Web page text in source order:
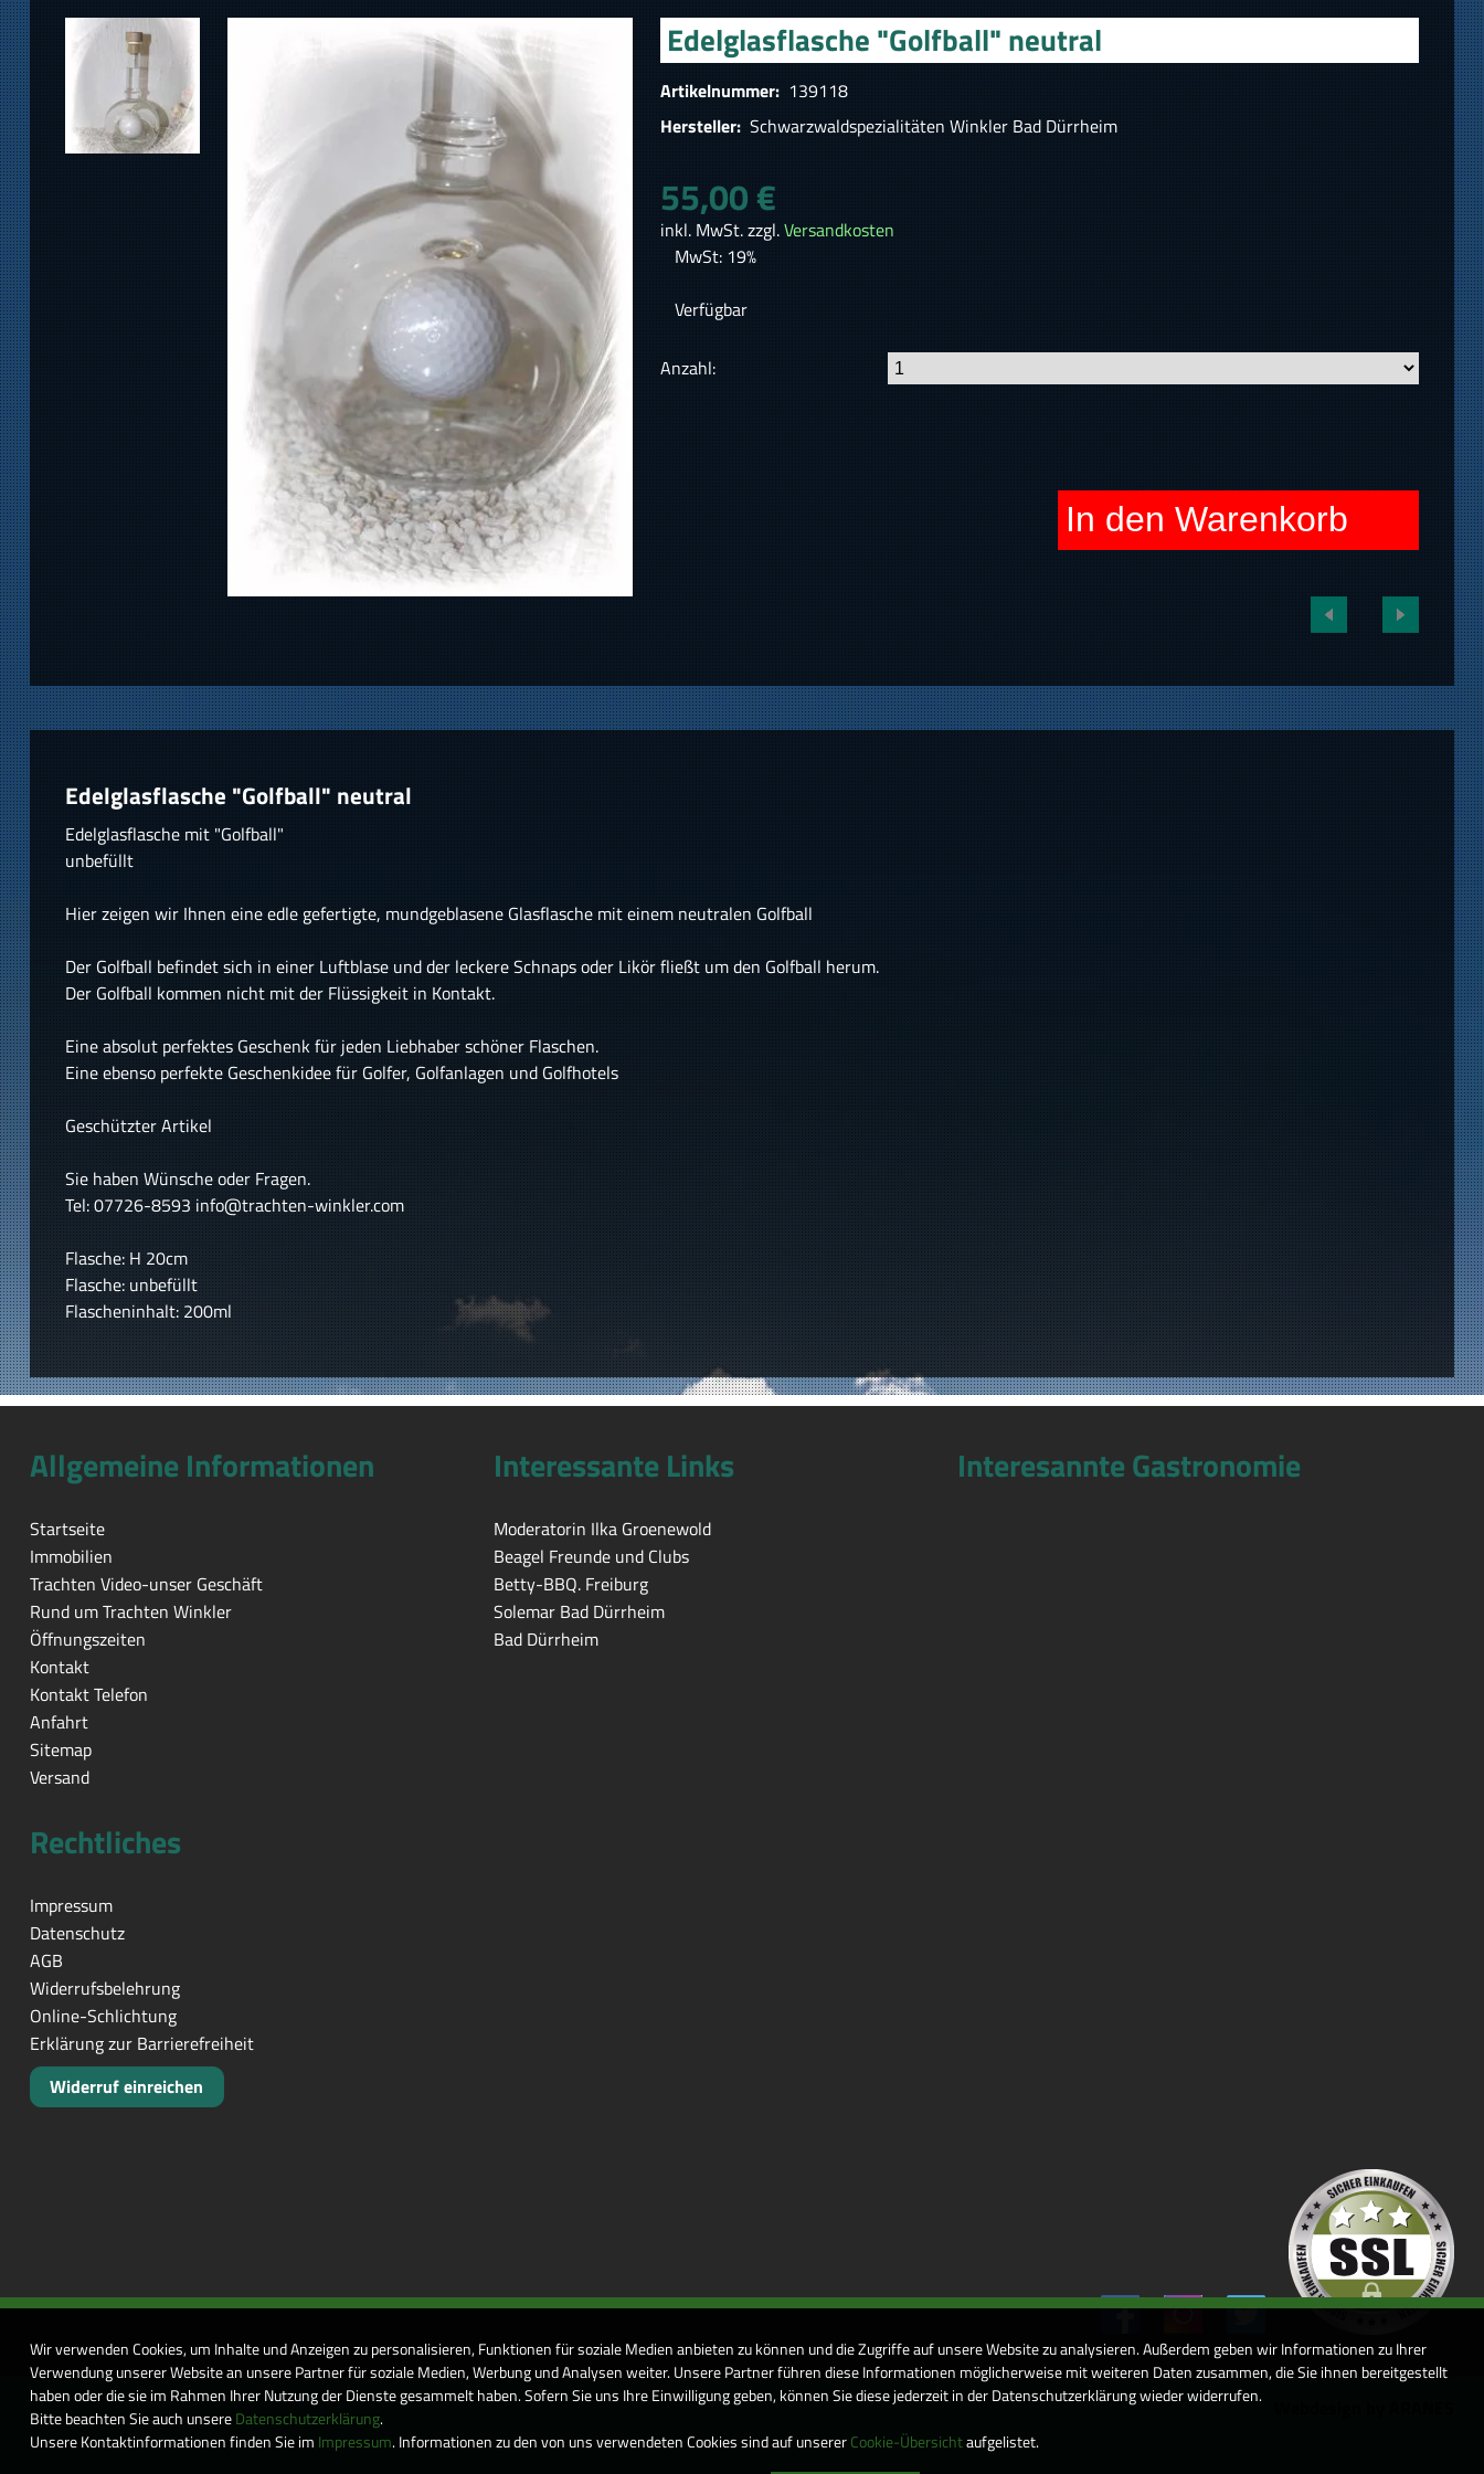
Edelglasflasche "Golfball" neutral
Artikelnummer: 139118
Hersteller: Schwarzwaldspezialitäten Winkler Bad Dürrheim
55,00 €
inkl. MwSt. zzgl.Versandkosten
MwSt: 19%
Verfügbar
Anzahl:
In den Warenkorb
Edelglasflasche "Golfball" neutral
Edelglasflasche mit "Golfball"
unbefüllt
Hier zeigen wir Ihnen eine edle gefertigte, mundgeblasene Glasflasche mit einem neutralen Golfball
Der Golfball befindet sich in einer Luftblase und der leckere Schnaps oder Likör fließt um den Golfball herum.
Der Golfball kommen nicht mit der Flüssigkeit in Kontakt.
Eine absolut perfektes Geschenk für jeden Liebhaber schöner Flaschen.
Eine ebenso perfekte Geschenkidee für Golfer, Golfanlagen und Golfhotels
Geschützter Artikel
Sie haben Wünsche oder Fragen.
Tel: 07726-8593 info@trachten-winkler.com
Flasche: H 20cm
Flasche: unbefüllt
Flascheninhalt: 200ml
Allgemeine Informationen
Startseite
Immobilien
Trachten Video-unser Geschäft
Rund um Trachten Winkler
Öffnungszeiten
Kontakt
Kontakt Telefon
Anfahrt
Sitemap
Versand
Interessante Links
Moderatorin Ilka Groenewold
Beagel Freunde und Clubs
Betty-BBQ. Freiburg
Solemar Bad Dürrheim
Bad Dürrheim
Interesannte Gastronomie
Rechtliches
Impressum
Datenschutz
AGB
Widerrufsbelehrung
Online-Schlichtung
Erklärung zur Barrierefreiheit
Widerruf einreichen
Wir verwenden Cookies, um Inhalte und Anzeigen zu personalisieren, Funktionen für soziale Medien anbieten zu können und die Zugriffe auf unsere Website zu analysieren. Außerdem geben wir Informationen zu Ihrer
Verwendung unserer Website an unsere Partner für soziale Medien, Werbung und Analysen weiter. Unsere Partner führen diese Informationen möglicherweise mit weiteren Daten zusammen, die Sie ihnen bereitgestellt
haben oder die sie im Rahmen Ihrer Nutzung der Dienste gesammelt haben. Sofern Sie uns Ihre Einwilligung geben, können Sie diese jederzeit in der Datenschutzerklärung wieder widerrufen.
Bitte beachten Sie auch unsereDatenschutzerklärung.
Unsere Kontaktinformationen finden Sie im Impressum. Informationen zu den von uns verwendeten Cookies sind auf unsererCookie-Übersichtaufgelistet.